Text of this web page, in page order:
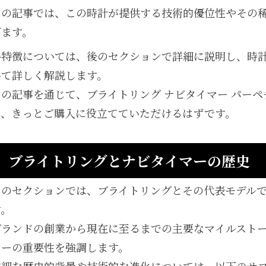
記事では、この時計が提供する技術的優位性やその
す。
徴については、後のセクションで詳細に説明し、時
詳しく解説します。
記事を通じて、ブライトリング ナビタイマー パー
きっとご購入に役立てていただけるはずです。
ブライトリングとナビタイマーの歴史
セクションでは、ブライトリングとその代表モデル
ンドの創業から現在に至るまでの主要なマイルスト
の重要性を強調します。